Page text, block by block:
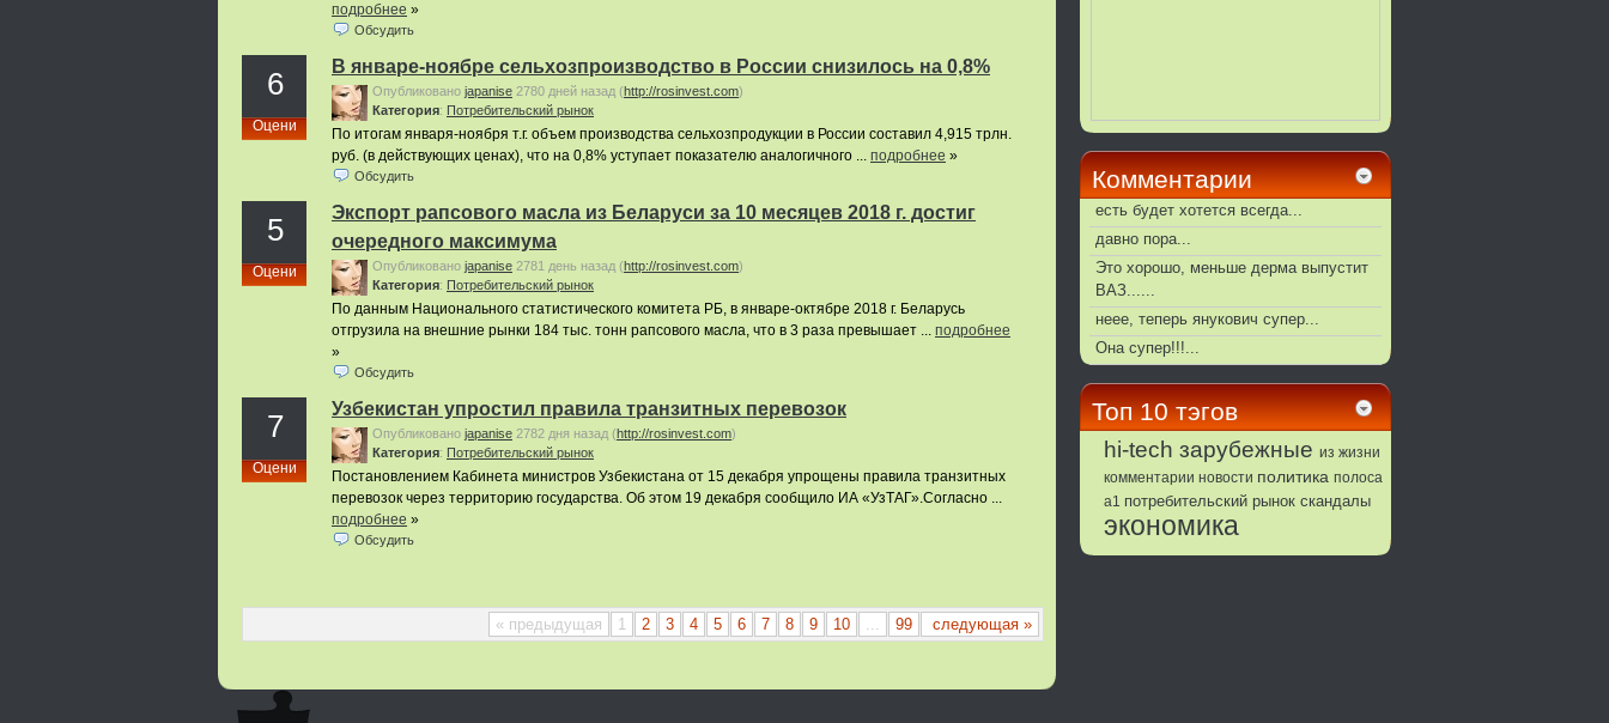
подробнее »
Обсудить
6
Оцени
В январе-ноябре сельхозпроизводство в России снизилось на 0,8%
Опубликовано japanise 2780 дней назад (http://rosinvest.com)
Категория: Потребительский рынок
По итогам января-ноября т.г. объем производства сельхозпродукции в России составил 4,915 трлн.
руб. (в действующих ценах), что на 0,8% уступает показателю аналогичного ... подробнее »
Обсудить
5
Оцени
Экспорт рапсового масла из Беларуси за 10 месяцев 2018 г. достиг
очередного максимума
Опубликовано japanise 2781 день назад (http://rosinvest.com)
Категория: Потребительский рынок
По данным Национального статистического комитета РБ, в январе-октябре 2018 г. Беларусь
отгрузила на внешние рынки 184 тыс. тонн рапсового масла, что в 3 раза превышает ... подробнее
»
Обсудить
7
Оцени
Узбекистан упростил правила транзитных перевозок
Опубликовано japanise 2782 дня назад (http://rosinvest.com)
Категория: Потребительский рынок
Постановлением Кабинета министров Узбекистана от 15 декабря упрощены правила транзитных
перевозок через территорию государства. Об этом 19 декабря сообщило ИА «УзТАГ».Согласно ...
подробнее »
Обсудить
« предыдущая 1 2 3 4 5 6 7 8 9 10 ... 99 следующая »
Комментарии
есть будет хотется всегда...
давно пора...
Это хорошо, меньше дерма выпустит
ВАЗ......
неее, теперь янукович супер...
Она супер!!!...
Топ 10 тэгов
hi-tech зарубежные из жизни
комментарии новости политика полоса
а1 потребительский рынок скандалы
экономика